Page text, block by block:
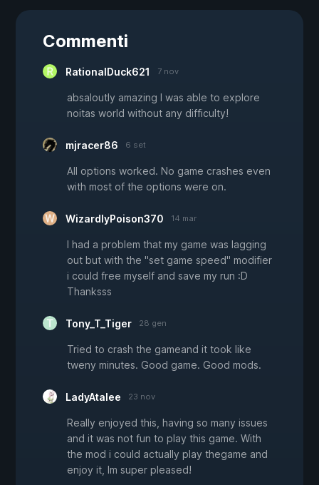
Commenti
RationalDuck621 7 nov
absaloutly amazing I was able to explore
noitas world without any difficulty!
mjracer86 6 set
All options worked. No game crashes even
with most of the options were on.
WizardlyPoison370 14 mar
I had a problem that my game was lagging
out but with the "set game speed" modifier
i could free myself and save my run :D
Thanksss
Tony_T_Tiger 28 gen
Tried to crash the gameand it took like
tweny minutes. Good game. Good mods.
LadyAtalee 23 nov
Really enjoyed this, having so many issues
and it was not fun to play this game. With
the mod i could actually play thegame and
enjoy it, Im super pleased!